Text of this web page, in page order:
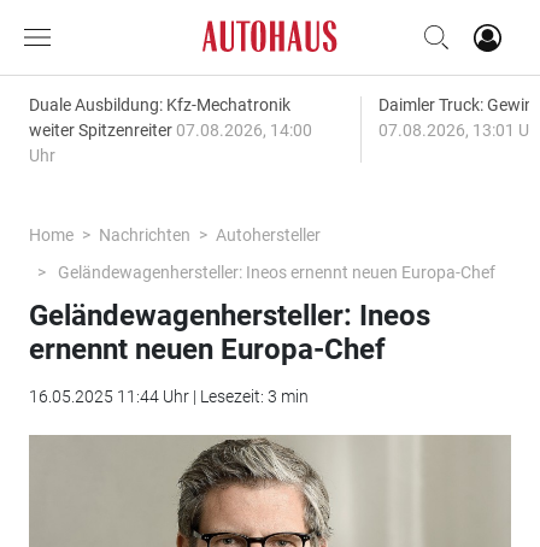
Duale Ausbildung: Kfz-Mechatronik
weiter Spitzenreiter 07.08.2026, 14:00
Uhr
Daimler Truck:
07.08.2026, 13:01
Home Nachrichten
Autohersteller
Geländewagenhersteller: Ineos ernennt neuen Europa-Chef
Geländewagenhersteller: Ineos
ernennt neuen Europa-Chef
16.05.2025 11:44 Uhr | Lesezeit: 3 min